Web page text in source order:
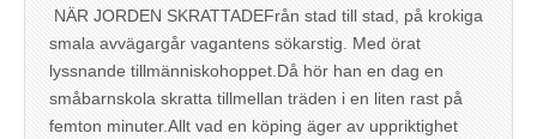
NÄR JORDEN SKRATTADEFrån stad till stad, på krokiga
smala avvägargår vagantens sökarstig. Med örat
lyssnande tillmänniskohoppet.Då hör han en dag en
småbarnskola skratta tillmellan träden i en liten rast på
femton minuter.Allt vad en köping äger av uppriktighet